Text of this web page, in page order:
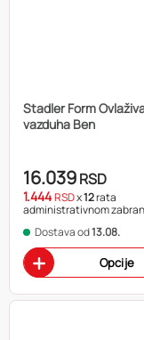
Stadler Form
vazduha Ben
16.039RSD
1.444RSDx12rata
administrativnom
Dostava od13.08.
Opcije